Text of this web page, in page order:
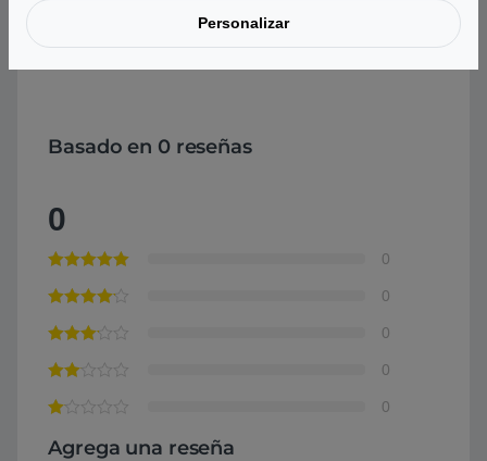
Basado en 0 reseñas
0
0
0
0
0
0
Agrega una reseña
Personalizar